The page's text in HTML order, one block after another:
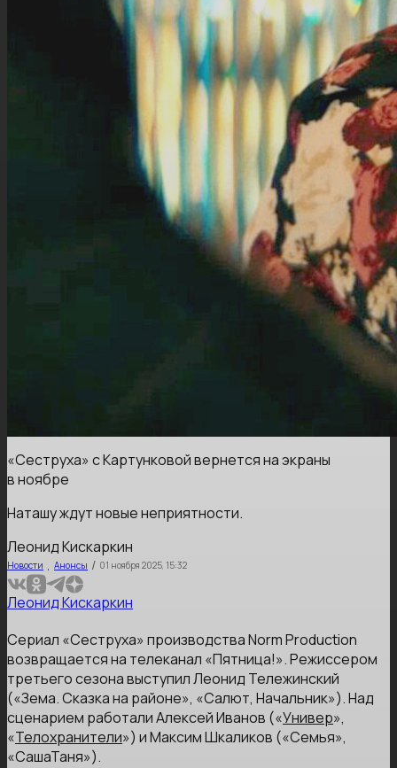
«Сеструха» с Картунковой вернется на экраны
в ноябре
Наташу ждут новые неприятности.
Леонид Кискаркин
Новости , Анонсы / 01 ноября 2025, 15:32
Леонид Кискаркин
Сериал «Сеструха» производства Norm Production
возвращается на телеканал «Пятница!». Режиссером
третьего сезона выступил Леонид Тележинский
(«Зема. Сказка на районе», «Салют, Начальник»). Над
сценарием работали Алексей Иванов («Универ»,
«Телохранители») и Максим Шкаликов («Семья»,
«СашаТаня»).